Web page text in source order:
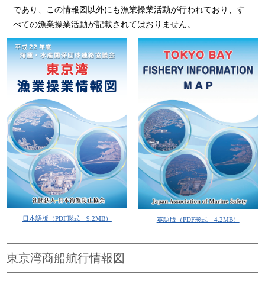
であり、この情報図以外にも漁業操業活動が行われており、す
べての漁業操業活動が記載されてはおりません。
日本語版（PDF形式 9.2MB） 英語版（PDF形式 4.2MB）
東京湾商船航行情報図